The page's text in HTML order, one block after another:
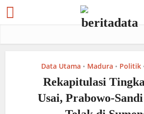
Data Utama • Madura • Politik
Rekapitulasi
Usai, Prabowo-